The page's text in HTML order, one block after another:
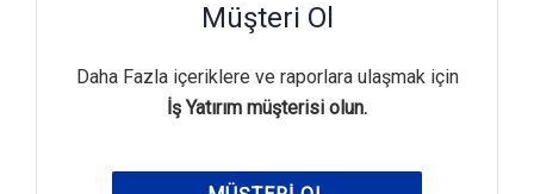
Müşteri Ol
Daha Fazla içeriklere ve raporlara ulaşmak için
İş Yatırım müşterisi olun.